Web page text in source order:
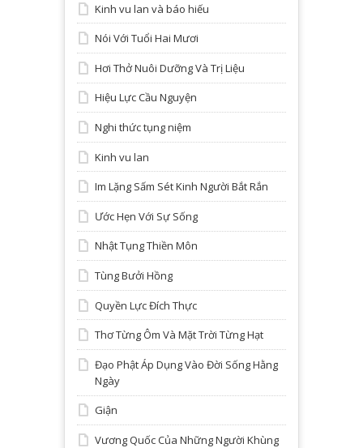
Kinh vu lan và báo hiếu
Nói Với Tuổi Hai Mươi
Hơi Thở Nuôi Dưỡng Và Trị Liệu
Hiệu Lực Cầu Nguyện
Nghi thức tụng niệm
Kinh vu lan
Im Lặng Sấm Sét Kinh Người Bắt Rắn
Ước Hẹn Với Sự Sống
Nhật Tụng Thiền Môn
Tùng Bưởi Hồng
Quyền Lực Đích Thực
Thơ Từng Ôm Và Mặt Trời Từng Hạt
Đạo Phật Áp Dụng Vào Đời Sống Hằng
Ngày
Giận
Vương Quốc Của Những Người Khùng